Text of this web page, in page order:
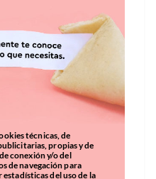
técnicas, de
propias y de
conexión y/o del
de navegación para
del uso de la